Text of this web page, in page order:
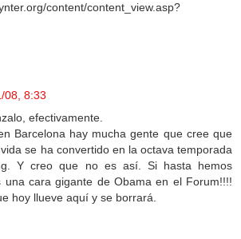
content/content_view.asp?
08, 8:33
efectivamente.
Barcelona hay mucha gente que cree que
se ha convertido en la octava temporada
Y creo que no es así. Si hasta hemos
una cara gigante de Obama en el Forum!!!!
hoy llueve aquí y se borrará.